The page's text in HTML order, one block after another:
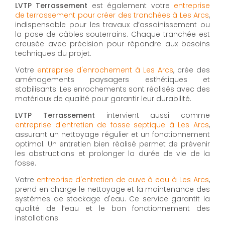
LVTP Terrassement est également votre entreprise
de terrassement pour créer des tranchées à Les Arcs,
indispensable pour les travaux d’assainissement ou
la pose de câbles souterrains. Chaque tranchée est
creusée avec précision pour répondre aux besoins
techniques du projet.
Votre entreprise d'enrochement à Les Arcs, crée des
aménagements paysagers esthétiques et
stabilisants. Les enrochements sont réalisés avec des
matériaux de qualité pour garantir leur durabilité.
LVTP Terrassement intervient aussi comme
entreprise d'entretien de fosse septique à Les Arcs,
assurant un nettoyage régulier et un fonctionnement
optimal. Un entretien bien réalisé permet de prévenir
les obstructions et prolonger la durée de vie de la
fosse.
Votre entreprise d'entretien de cuve à eau à Les Arcs,
prend en charge le nettoyage et la maintenance des
systèmes de stockage d'eau. Ce service garantit la
qualité de l’eau et le bon fonctionnement des
installations.